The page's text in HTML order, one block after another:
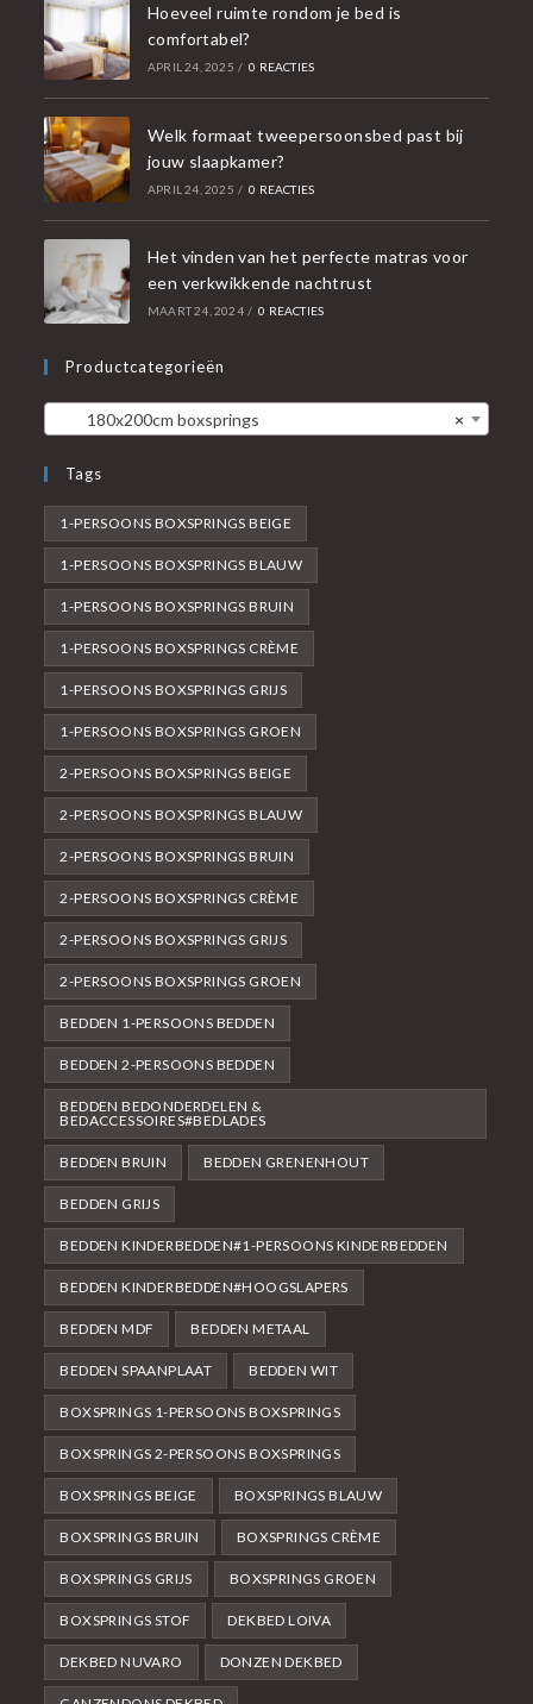
Hoeveel ruimte rondom je bed is
comfortabel?
APRIL 24, 2025 / 0 REACTIES
Welk formaat tweepersoonsbed past bij
jouw slaapkamer?
APRIL 24, 2025 / 0 REACTIES
Het vinden van het perfecte matras voor
een verkwikkende nachtrust
MAART 24, 2024 / 0 REACTIES
Productcategorieën
×
180x200cm boxsprings
Tags
1-PERSOONS BOXSPRINGS BEIGE
1-PERSOONS BOXSPRINGS BLAUW
1-PERSOONS BOXSPRINGS BRUIN
1-PERSOONS BOXSPRINGS CRÈME
1-PERSOONS BOXSPRINGS GRIJS
1-PERSOONS BOXSPRINGS GROEN
2-PERSOONS BOXSPRINGS BEIGE
2-PERSOONS BOXSPRINGS BLAUW
2-PERSOONS BOXSPRINGS BRUIN
2-PERSOONS BOXSPRINGS CRÈME
2-PERSOONS BOXSPRINGS GRIJS
2-PERSOONS BOXSPRINGS GROEN
BEDDEN 1-PERSOONS BEDDEN
BEDDEN 2-PERSOONS BEDDEN
BEDDEN BEDONDERDELEN &
BEDACCESSOIRES#BEDLADES
BEDDEN BRUIN BEDDEN GRENENHOUT
BEDDEN GRIJS
BEDDEN KINDERBEDDEN#1-PERSOONS KINDERBEDDEN
BEDDEN KINDERBEDDEN#HOOGSLAPERS
BEDDEN MDF BEDDEN METAAL
BEDDEN SPAANPLAAT BEDDEN WIT
BOXSPRINGS 1-PERSOONS BOXSPRINGS
BOXSPRINGS 2-PERSOONS BOXSPRINGS
BOXSPRINGS BEIGE BOXSPRINGS BLAUW
BOXSPRINGS BRUIN BOXSPRINGS CRÈME
BOXSPRINGS GRIJS BOXSPRINGS GROEN
BOXSPRINGS STOF DEKBED LOIVA
DEKBED NUVARO DONZEN DEKBED